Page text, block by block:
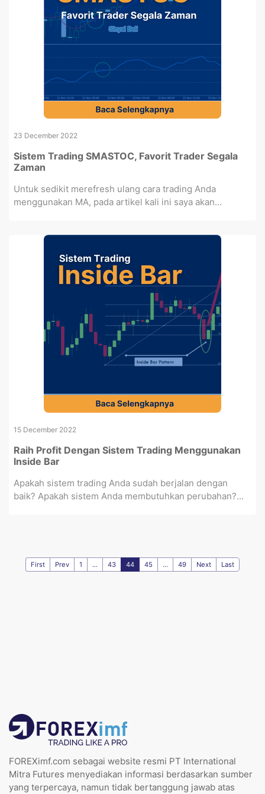
23 December 2022
Sistem Trading SMASTOC, Favorit Trader Segala
Zaman
Untuk sedikit merefresh ulang cara trading Anda
menggunakan MA, pada artikel kali ini saya akan...
15 December 2022
Raih Profit Dengan Sistem Trading Menggunakan
Inside Bar
Apakah sistem trading Anda sudah berjalan dengan
baik? Apakah sistem Anda membutuhkan perubahan?...
First Prev 1 ... 43 44 45 ... 49 Next Last
FOREXimf.com sebagai website resmi PT International
Mitra Futures menyediakan informasi berdasarkan sumber
yang terpercaya, namun tidak bertanggung jawab atas